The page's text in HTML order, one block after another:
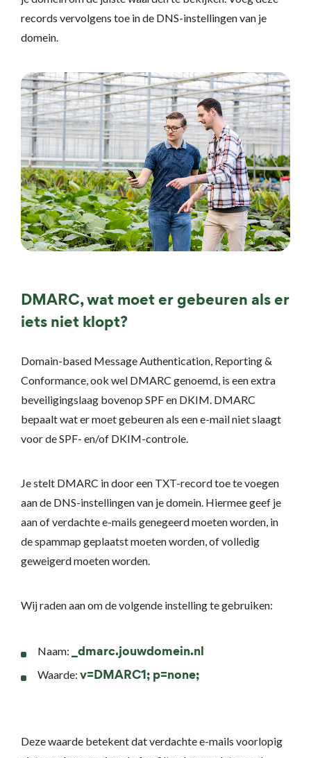
records vervolgens toe in de DNS-instellingen van je
domein.
DMARC, wat moet er gebeuren als er
iets niet klopt?
Domain-based Message Authentication, Reporting &
Conformance, ook wel DMARC genoemd, is een extra
beveiligingslaag bovenop SPF en DKIM. DMARC
bepaalt wat er moet gebeuren als een e-mail niet slaagt
voor de SPF- en/of DKIM-controle.
Je stelt DMARC in door een TXT-record toe te voegen
aan de DNS-instellingen van je domein. Hiermee geef je
aan of verdachte e-mails genegeerd moeten worden, in
de spammap geplaatst moeten worden, of volledig
geweigerd moeten worden.
Wij raden aan om de volgende instelling te gebruiken:
Naam: _dmarc.jouwdomein.nl
Waarde: v=DMARC1; p=none;
Deze waarde betekent dat verdachte e-mails voorlopig